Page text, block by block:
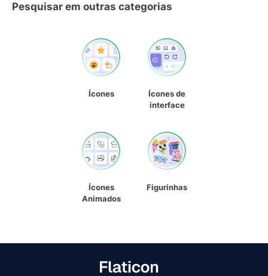
Pesquisar em outras categorias
Ícones
Ícones de
interface
Ícones
Animados
Figurinhas